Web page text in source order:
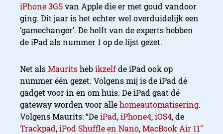
iPhone 3GSvan Apple die er met goud vandoor
ging. Dit jaar is het echter wel overduidelijk een
‘gamechanger’. De helft van de experts hebben
de iPad als nummer 1 op de lijst gezet.
Net alsMauritshebikzelfde iPad ook op
nummer één gezet. Volgens mij is de iPad dé
gadget voor in en om huis. De iPad gaat dé
gateway worden voor allehomeautomatisering.
Volgens Maurits: “DeiPad,iPhone4,iOS4, de
Trackpad,iPod Shuffle en Nano,MacBook Air 11″